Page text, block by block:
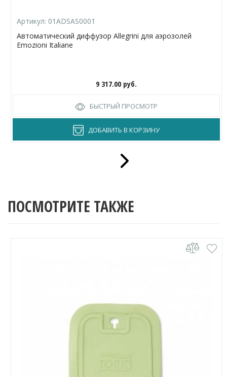
Артикул: 01ADSAS0001
Автоматический диффузор Allegrini для аэрозолей
Emozioni Italiane
9 317.00 руб.
БЫСТРЫЙ ПРОСМОТР
ДОБАВИТЬ В КОРЗИНУ
ПОСМОТРИТЕ ТАКЖЕ